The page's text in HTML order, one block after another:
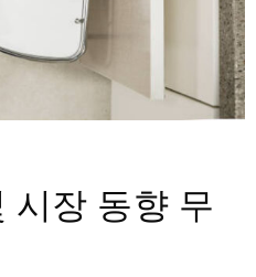
시장 동향 무